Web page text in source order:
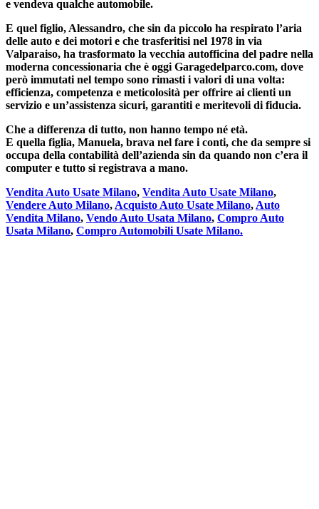
e vendeva qualche automobile.
E quel figlio, Alessandro, che sin da piccolo ha respirato l’aria
delle auto e dei motori e che trasferitisi nel 1978 in via
Valparaiso, ha trasformato la vecchia autofficina del padre nella
moderna concessionaria che è oggi Garagedelparco.com, dove
però immutati nel tempo sono rimasti i valori di una volta:
efficienza, competenza e meticolosità per offrire ai clienti un
servizio e un’assistenza sicuri, garantiti e meritevoli di fiducia.
Che a differenza di tutto, non hanno tempo né età.
E quella figlia, Manuela, brava nel fare i conti, che da sempre si
occupa della contabilità dell’azienda sin da quando non c’era il
computer e tutto si registrava a mano.
Vendita Auto Usate Milano, Vendita Auto Usate Milano,
Vendere Auto Milano, Acquisto Auto Usate Milano, Auto
Vendita Milano, Vendo Auto Usata Milano, Compro Auto
Usata Milano, Compro Automobili Usate Milano.